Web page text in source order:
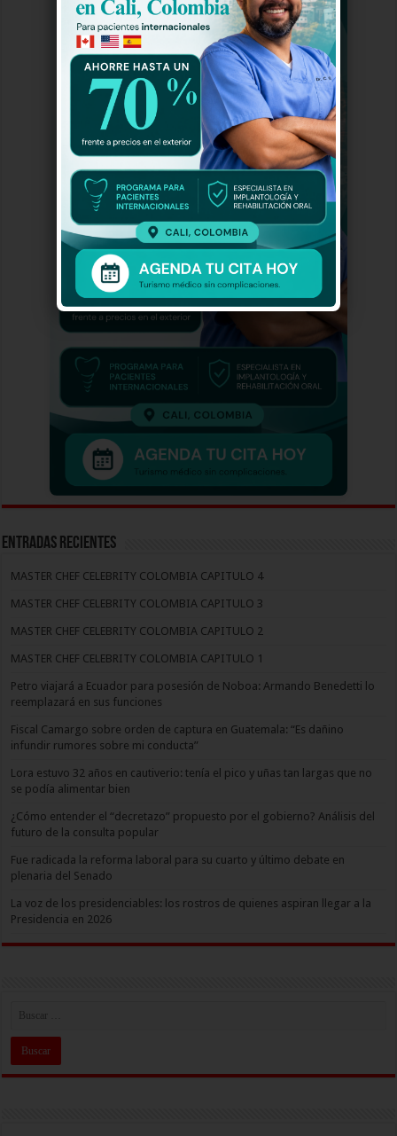
Entradas recientes
MASTER CHEF CELEBRITY COLOMBIA CAPITULO 4
MASTER CHEF CELEBRITY COLOMBIA CAPITULO 3
MASTER CHEF CELEBRITY COLOMBIA CAPITULO 2
MASTER CHEF CELEBRITY COLOMBIA CAPITULO 1
Petro viajará a Ecuador para posesión de Noboa: Armando Benedetti lo
reemplazará en sus funciones
Fiscal Camargo sobre orden de captura en Guatemala: “Es dañino
infundir rumores sobre mi conducta”
Lora estuvo 32 años en cautiverio: tenía el pico y uñas tan largas que no
se podía alimentar bien
¿Cómo entender el “decretazo” propuesto por el gobierno? Análisis del
futuro de la consulta popular
Fue radicada la reforma laboral para su cuarto y último debate en
plenaria del Senado
La voz de los presidenciables: los rostros de quienes aspiran llegar a la
Presidencia en 2026